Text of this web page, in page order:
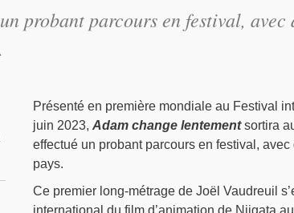
probant parcours en festival, avec
Présenté en première mondiale au Festival
juin 2023, Adam change lentementsortira
effectué un probant parcours en festival,
pays.
Ce premier long-métrage de Joël Vaudreuil